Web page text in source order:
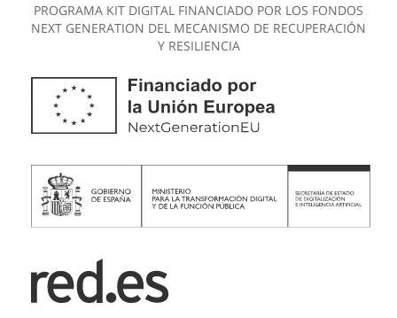
PROGRAMA KIT DIGITAL FINANCIADO POR LOS FONDOS
NEXT GENERATION DEL MECANISMO DE RECUPERACIÓN
Y RESILIENCIA